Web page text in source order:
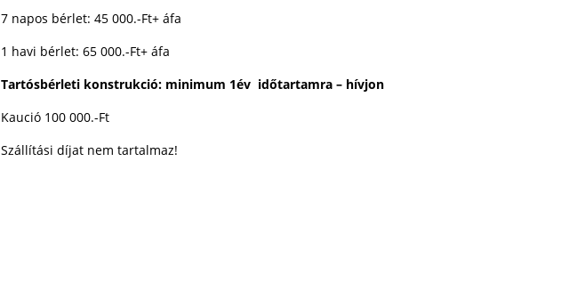
7 napos bérlet: 45 000.-Ft+ áfa
1 havi bérlet: 65 000.-Ft+ áfa
Tartósbérleti konstrukció: minimum 1év időtartamra – hívjon
Kaució 100 000.-Ft
Szállítási díjat nem tartalmaz!